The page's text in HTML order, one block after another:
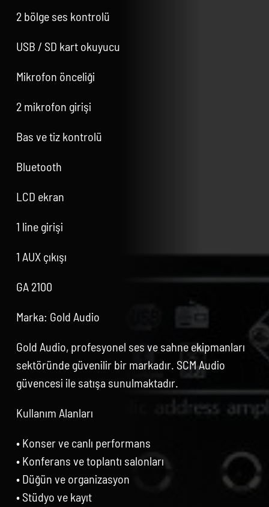
2 bölge ses kontrolü
USB / SD kart okuyucu
Mikrofon önceliği
2 mikrofon girişi
Bas ve tiz kontrolü
Bluetooth
LCD ekran
1 line girişi
1 AUX çıkışı
GA 2100
Marka: Gold Audio
Gold Audio, profesyonel ses ve sahne ekipmanları
sektöründe güvenilir bir markadır. SCM Audio
güvencesi ile satışa sunulmaktadır.
Kullanım Alanları
• Konser ve canlı performans
• Konferans ve toplantı salonları
• Düğün ve organizasyon
• Stüdyo ve kayıt